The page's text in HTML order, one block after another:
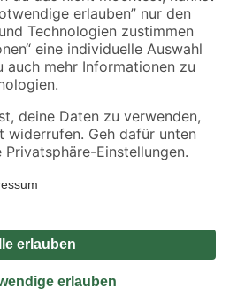
MwSt.. Die dargestellten Angebote sind unter
Die angegebenen Verfügbarkeiten beziehen
gilt nicht für Artikel mit Speditionsversand, hier
Impressum
Vertrag widerrufen